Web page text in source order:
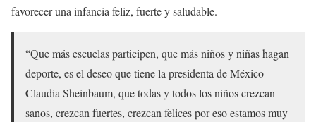
favorecer una infancia feliz, fuerte y saludable.
“Que más escuelas participen, que más niños y niñas hagan
deporte, es el deseo que tiene la presidenta de México
Claudia Sheinbaum, que todas y todos los niños crezcan
sanos, crezcan fuertes, crezcan felices por eso estamos muy